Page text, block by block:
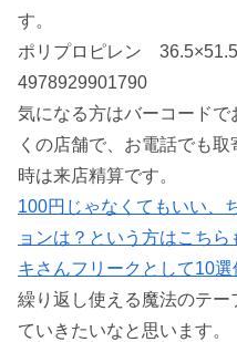
す。
ポリプロピレン
4978929901790
気になる方はバーコード
くの店舗で、お電話でも
時は来店精算です。
100円じゃなくてもいい、
ョンは？という方はこち
キさんフリークとして10
繰り返し使える魔法のテ
ていきたいなと思います。